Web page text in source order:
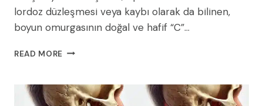
lordoz düzleşmesi veya kaybı olarak da bilinen,
boyun omurgasının doğal ve hafif “C”…
READ MORE BOYUN
BELIRTILERI
VE